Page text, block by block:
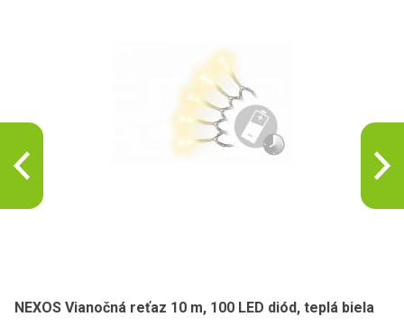
NEXOS Vianočná reťaz 10 m, 100 LED diód, teplá biela